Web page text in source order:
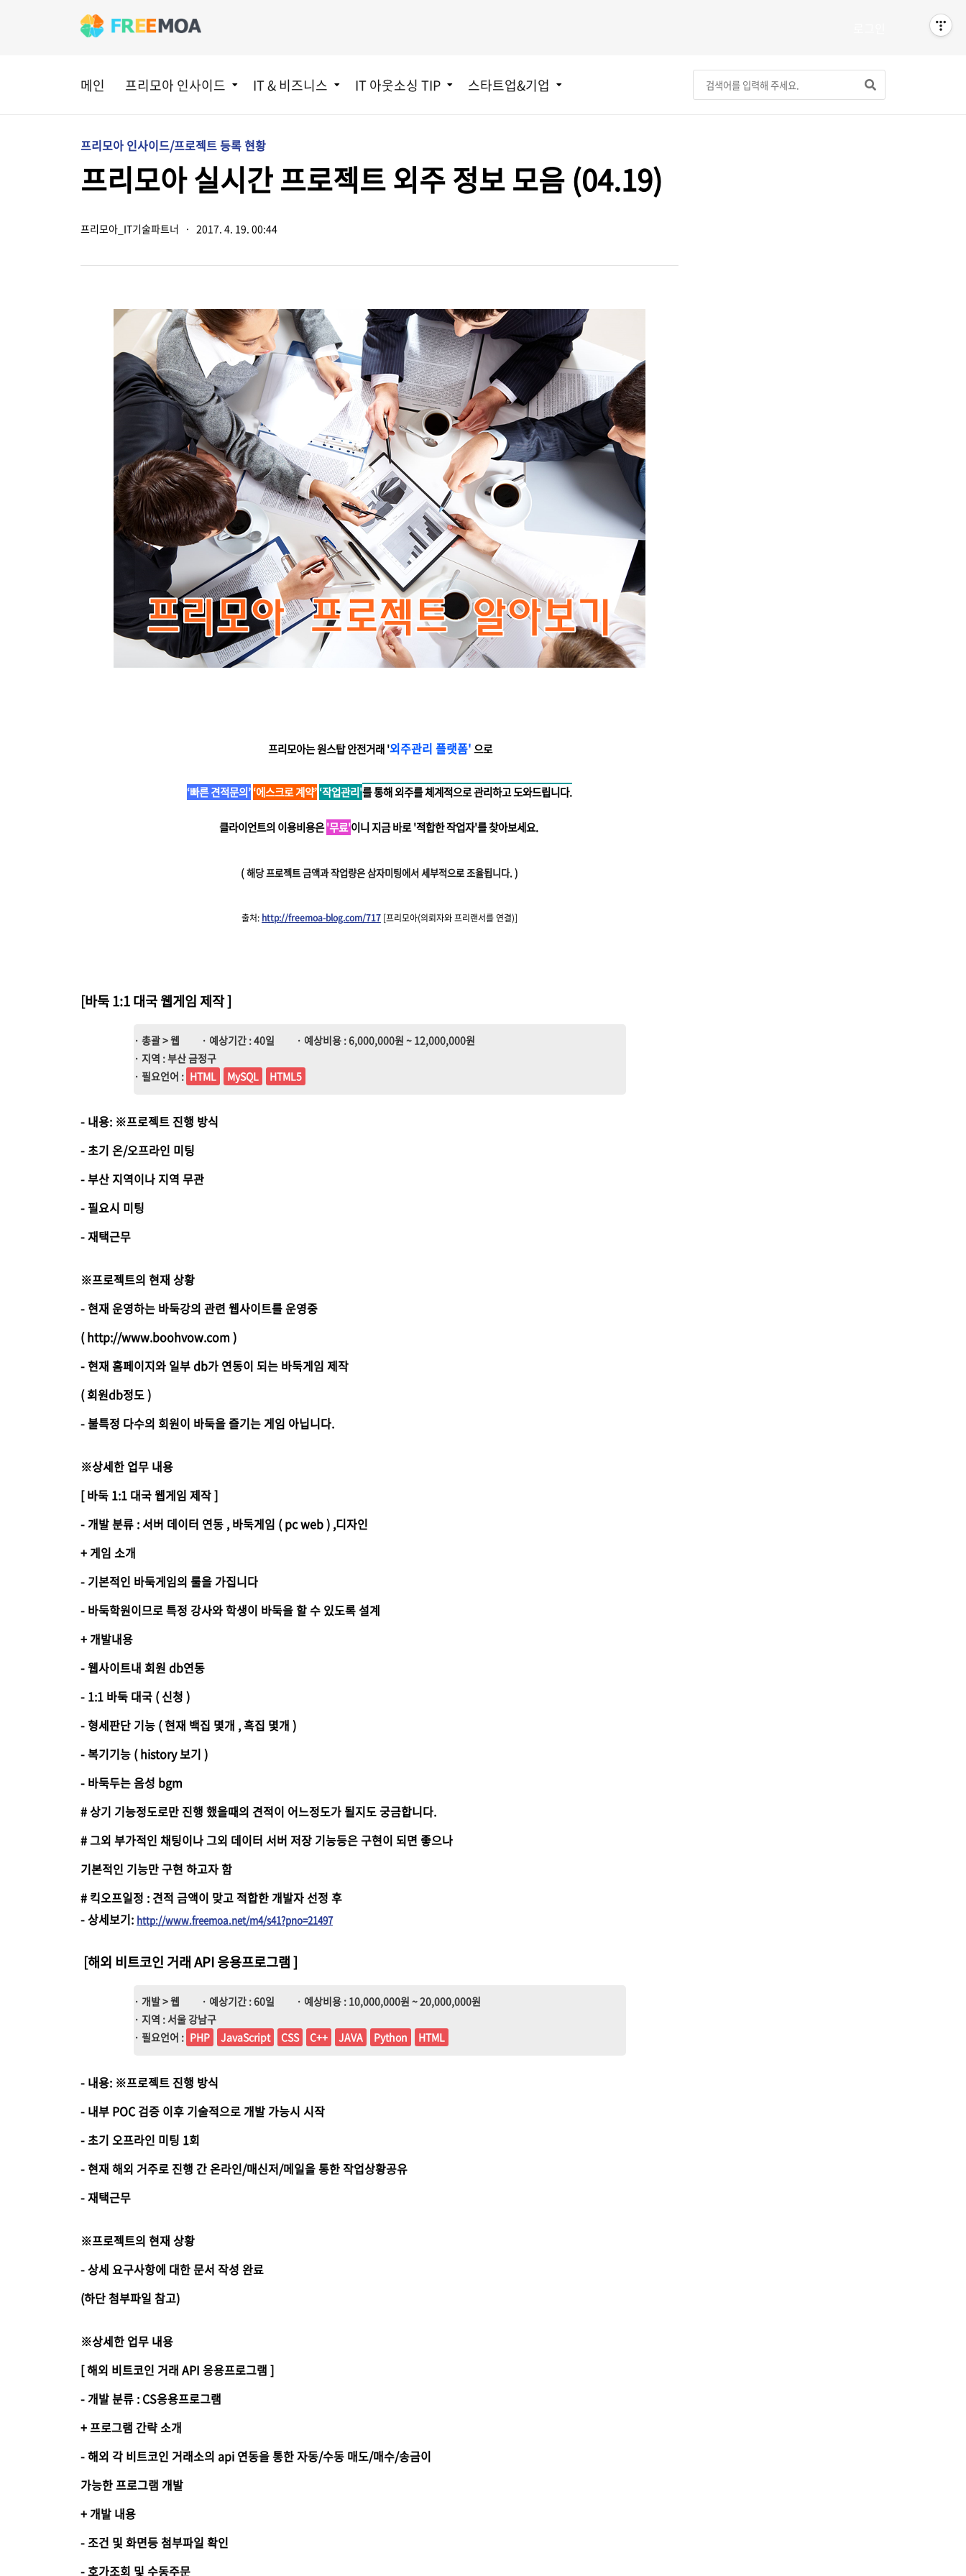
메인 프리모아 인사이드 IT & 비즈니스 IT 아웃소싱 TIP 스타트업&기업
프리모아 인사이드/프로젝트 등록 현황
프리모아 실시간 프로젝트 외주 정보 모음 (04.19)
프리모아_IT기술파트너 · 2017. 4. 19. 00:44
프리모아는 원스탑 안전거래 '외주관리 플랫폼'으로
‘빠른 견적문의’‘에스크로 계약’‘작업관리'를 통해 외주를 체계적으로 관리하고 도와드립니다.
클라이언트의 이용비용은'무료'이니 지금 바로 '적합한 작업자'를 찾아보세요.
( 해당 프로젝트 금액과 작업량은 삼자미팅에서 세부적으로 조율됩니다.)
출처: http://freemoa-blog.com/717 [프리모아(의뢰자와 프리랜서를 연결)]
[바둑 1:1 대국 웹게임 제작]
· 총괄 > 웹 · 예상기간 : 40일
· 예상비용 : 6,000,000원 ~ 12,000,000원
· 지역 : 부산 금정구
· 필요언어 : HTML MySQL HTML5
- 내용: ※프로젝트 진행 방식
- 초기 온/오프라인 미팅
- 부산 지역이나 지역 무관
- 필요시 미팅
- 재택근무
※프로젝트의 현재 상황
- 현재 운영하는 바둑강의 관련 웹사이트를 운영중
( http://www.boohvow.com )
- 현재 홈페이지와 일부 db가 연동이 되는 바둑게임 제작
( 회원db정도 )
- 불특정 다수의 회원이 바둑을 즐기는 게임 아닙니다.
※상세한 업무 내용
[ 바둑 1:1 대국 웹게임 제작 ]
- 개발 분류 : 서버 데이터 연동 , 바둑게임 ( pc web ) ,디자인
+ 게임 소개
- 기본적인 바둑게임의 룰을 가집니다
- 바둑학원이므로 특정 강사와 학생이 바둑을 할 수 있도록 설계
+ 개발내용
- 웹사이트내 회원 db연동
- 1:1 바둑 대국 ( 신청 )
- 형세판단 기능 ( 현재 백집 몇개 , 흑집 몇개 )
- 복기기능 ( history 보기 )
- 바둑두는 음성 bgm
# 상기 기능정도로만 진행 했을때의 견적이 어느정도가 될지도 궁금합니다.
# 그외 부가적인 채팅이나 그외 데이터 서버 저장 기능등은 구현이 되면 좋으나
기본적인 기능만 구현 하고자 함
# 킥오프일정 : 견적 금액이 맞고 적합한 개발자 선정 후
-상세보기: http://www.freemoa.net/m4/s41?pno=21497
[해외 비트코인 거래 API 응용프로그램]
· 개발 > 웹 · 예상기간 : 60일
· 예상비용 : 10,000,000원 ~ 20,000,000원
· 지역 : 서울 강남구
· 필요언어 : PHP JavaScript CSS C++ JAVA Python HTML
- 내용: ※프로젝트 진행 방식
- 내부 POC 검증 이후 기술적으로 개발 가능시 시작
- 초기 오프라인 미팅 1회
- 현재 해외 거주로 진행 간 온라인/매신저/메일을 통한 작업상황공유
- 재택근무
※프로젝트의 현재 상황
- 상세 요구사항에 대한 문서 작성 완료
(하단 첨부파일 참고)
※상세한 업무 내용
[ 해외 비트코인 거래 API 응용프로그램 ]
- 개발 분류 : CS응용프로그램
+ 프로그램 간략 소개
- 해외 각 비트코인 거래소의 api 연동을 통한 자동/수동 매도/매수/송금이
가능한 프로그램 개발
+ 개발 내용
- 조건 및 화면등 첨부파일 확인
- 호가조회 및 수동주문